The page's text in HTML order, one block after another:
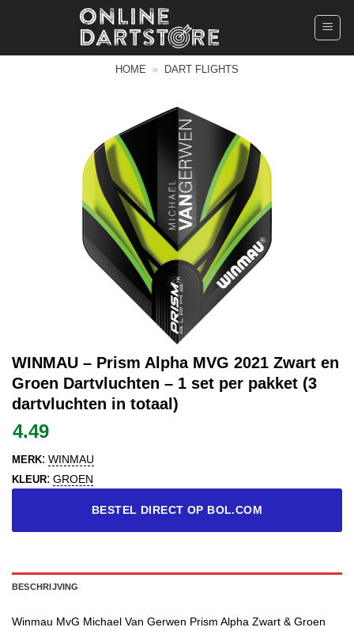
HOME » DART FLIGHTS
WINMAU – Prism Alpha MVG 2021 Zwart en
Groen Dartvluchten – 1 set per pakket (3
dartvluchten in totaal)
4.49
MERK: WINMAU
KLEUR: GROEN
BESTEL DIRECT OP BOL.COM
BESCHRIJVING
Winmau MvG Michael Van Gerwen Prism Alpha Zwart & Groen